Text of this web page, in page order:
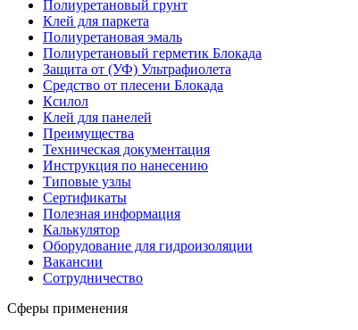
Полиуретановый грунт
Клей для паркета
Полиуретановая эмаль
Полиуретановый герметик Блокада
Защита от (УФ) Ультрафиолета
Средство от плесени Блокада
Ксилол
Клей для панелей
Преимущества
Техническая документация
Инструкция по нанесению
Типовые узлы
Сертификаты
Полезная информация
Калькулятор
Оборудование для гидроизоляции
Вакансии
Сотрудничество
Сферы применения